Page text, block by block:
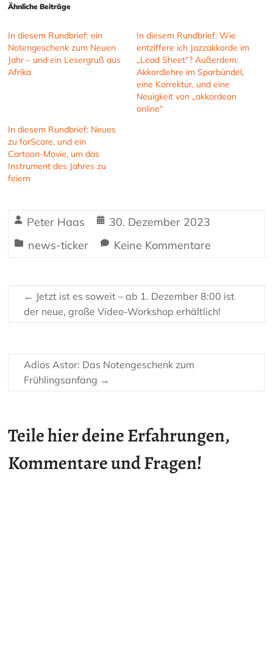
Ähnliche Beiträge
In diesem Rundbrief: ein
Notengeschenk zum Neuen
Jahr – und ein Lesergruß aus
Afrika
In diesem Rundbrief: Wie
entziffere ich Jazzakkorde im
„Lead Sheet“? Außerdem:
Akkordlehre im Sparbündel,
eine Korrektur, und eine
Neuigkeit von „akkordeon
online“
In diesem Rundbrief: Neues
zu forScore, und ein
Cartoon-Movie, um das
Instrument des Jahres zu
feiern
Peter Haas
30. Dezember 2023
news-ticker
Keine Kommentare
← Jetzt ist es soweit – ab 1. Dezember 8:00 ist
der neue, große Video-Workshop erhältlich!
Adios Astor: Das Notengeschenk zum
Frühlingsanfang →
Teile hier deine Erfahrungen,
Kommentare und Fragen!